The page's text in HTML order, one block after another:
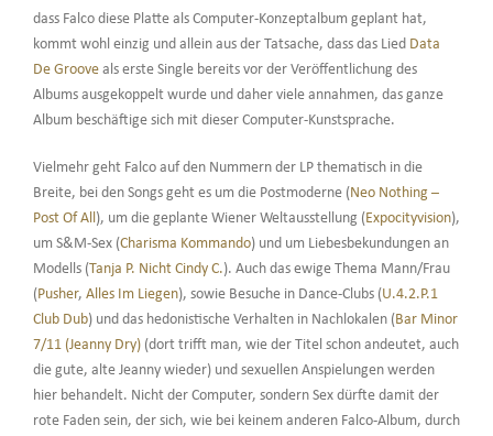
dass Falco diese Platte als Computer-Konzeptalbum geplant hat,
kommt wohl einzig und allein aus der Tatsache, dass das Lied Data
De Grooveals erste Single bereits vor der Veröffentlichung des
Albums ausgekoppelt wurde und daher viele annahmen, das ganze
Album beschäftige sich mit dieser Computer-Kunstsprache.
Vielmehr geht Falco auf den Nummern der LP thematisch in die
Breite, bei den Songs geht es um die Postmoderne (Neo Nothing –
Post Of All), um die geplante Wiener Weltausstellung (Expocityvision),
um S&M-Sex (Charisma Kommando) und um Liebesbekundungen an
Modells (Tanja P. Nicht Cindy C.). Auch das ewige Thema Mann/Frau
(Pusher, Alles Im Liegen), sowie Besuche in Dance-Clubs (U.4.2.P.1
Club Dub) und das hedonistische Verhalten in Nachlokalen (Bar Minor
7/11 (Jeanny Dry)(dort trifft man, wie der Titel schon andeutet, auch
die gute, alte Jeanny wieder) und sexuellen Anspielungen werden
hier behandelt. Nicht der Computer, sondern Sex dürfte damit der
rote Faden sein, der sich, wie bei keinem anderen Falco-Album, durch